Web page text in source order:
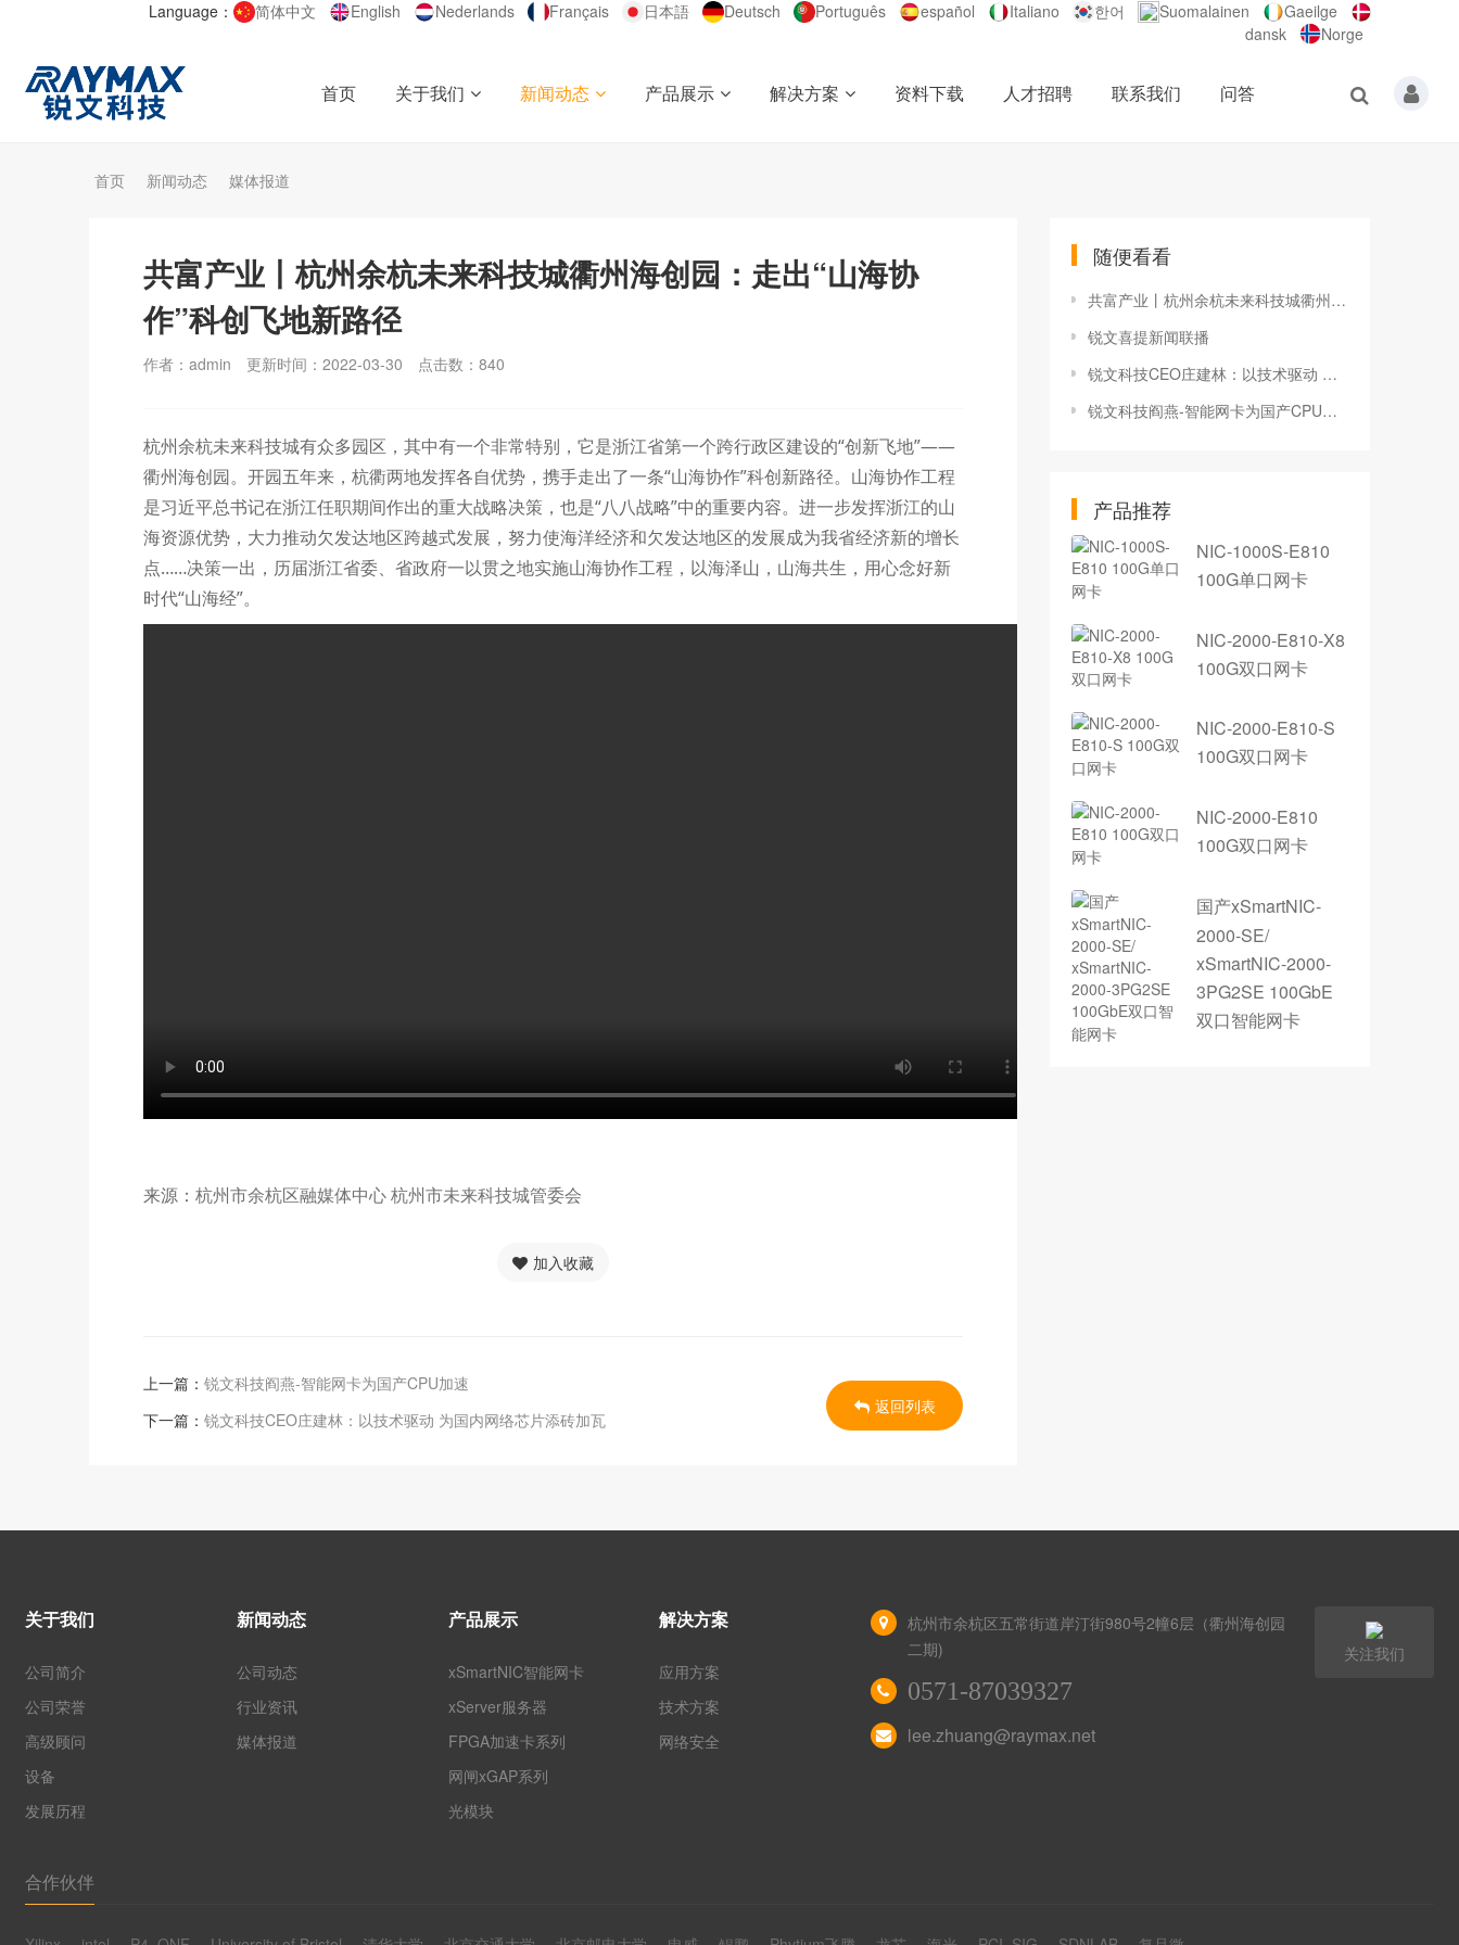
Language： 简体中文 English Nederlands Français 日本語 Deutsch Português español Italiano 한어 Suomalainen
Gaeilge
dansk
Norge
首页 关于我们 新闻动态 产品展示 解决方案 资料下载 人才招聘 联系我们 问答
首页 新闻动态 媒体报道
共富产业丨杭州余杭未来科技城衢州海创园：走出“山海协
作”科创飞地新路径
作者：admin 更新时间：2022-03-30 点击数： 840
杭州余杭未来科技城有众多园区，其中有一个非常特别，它是浙江省第一个跨行政区建设的“创新飞地”——
衢州海创园。开园五年来，杭衢两地发挥各自优势，携手走出了一条“山海协作”科创新路径。山海协作工程
是习近平总书记在浙江任职期间作出的重大战略决策，也是“八八战略”中的重要内容。进一步发挥浙江的山
海资源优势，大力推动欠发达地区跨越式发展，努力使海洋经济和欠发达地区的发展成为我省经济新的增长
点……决策一出，历届浙江省委、省政府一以贯之地实施山海协作工程，以海泽山，山海共生，用心念好新
时代“山海经”。
来源： 杭州市余杭区融媒体中心 杭州市未来科技城管委会
加入收藏
上一篇： 锐文科技阎燕-智能网卡为国产CPU加速
下一篇： 锐文科技CEO庄建林：以技术驱动 为国内网络芯片添砖加瓦
返回列表
随便看看
共富产业丨杭州余杭未来科技城衢州海创园：走出“山海协作”科创飞地新路径
锐文喜提新闻联播
锐文科技CEO庄建林：以技术驱动 为国内网络芯片添砖加瓦
锐文科技阎燕-智能网卡为国产CPU加速
产品推荐
NIC-1000S-E810
100G单口网卡
NIC-2000-E810-X8
100G双口网卡
NIC-2000-E810-S
100G双口网卡
NIC-2000-E810
100G双口网卡
国产xSmartNIC-
2000-SE/
xSmartNIC-2000-
3PG2SE 100GbE
双口智能网卡
关于我们
公司简介
公司荣誉
高级顾问
设备
发展历程
新闻动态
公司动态
行业资讯
媒体报道
产品展示
xSmartNIC智能网卡
xServer服务器
FPGA加速卡系列
网闸xGAP系列
光模块
解决方案
应用方案
技术方案
网络安全
杭州市余杭区五常街道岸汀街980号2幢6层（衢州海创园
二期)
0571-87039327
lee.zhuang@raymax.net
关注我们
合作伙伴